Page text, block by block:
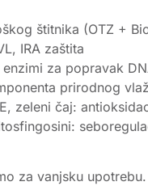
štitnika (OTZ +
IRA zaštita
enzimi za popravak
prirodnog
zeleni čaj:
za vanjsku